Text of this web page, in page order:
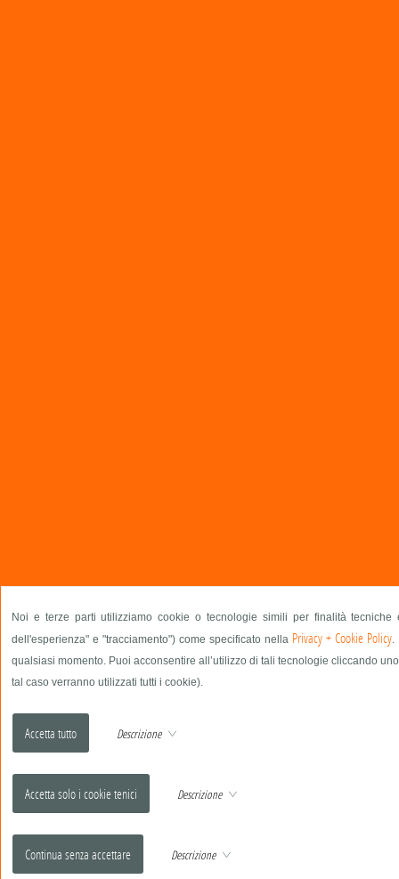
Noi e terze parti utilizziamo cookie o tecnologie simili per finalità
dell'esperienza" e "tracciamento") come specificato nella Privacy + Cookie Policy.
qualsiasi momento. Puoi acconsentire all’utilizzo di tali tecnologie cliccando
tal caso verranno utilizzati tutti i cookie).
Descrizione
Descrizione
Descrizione